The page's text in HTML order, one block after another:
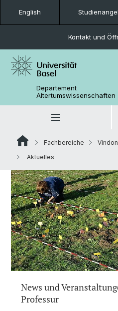
English
Kontakt und
Departement
Altertumswissenschaften
Fachbereiche
Aktuelles
News und
Professur